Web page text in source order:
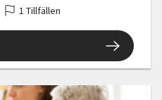
1 Tillfällen